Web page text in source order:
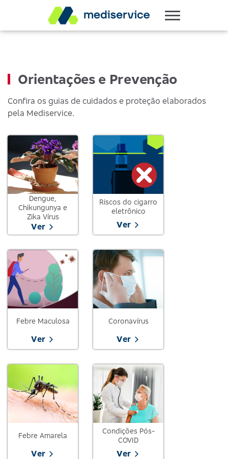
Orientações e Prevenção
Confira os guias de cuidados e proteção elaborados
pela Mediservice.
Dengue,
Chikungunya e
Zika Vírus
Ver
Riscos do cigarro
eletrônico
Ver
Febre Maculosa
Ver
Coronavírus
Ver
Febre Amarela
Ver
Condições Pós-
COVID
Ver